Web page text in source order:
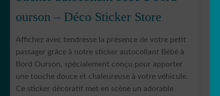
ourson – Déco Sticker Store
Affichez avec tendresse la présence de votre petit
passager grâce à notre sticker autocollant Bébé à
Bord Ourson, spécialement conçu pour apporter
une touche douce et chaleureuse à votre véhicule.
Ce sticker décoratif met en scène un adorable